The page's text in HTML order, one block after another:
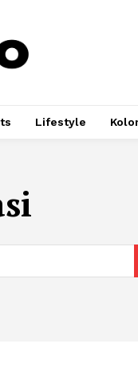
Lifestyle